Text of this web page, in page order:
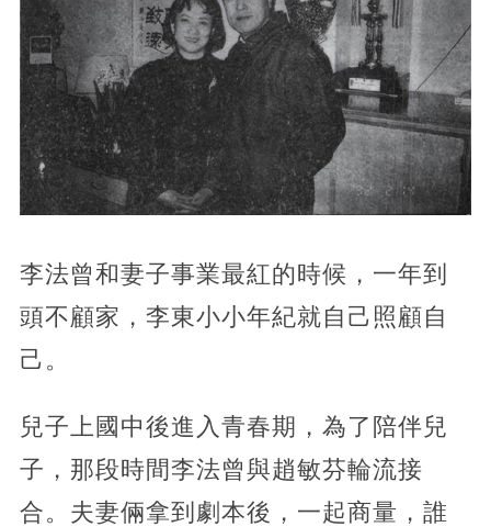
李法曾和妻子事業最紅的時候，一年到
頭不顧家，李東小小年紀就自己照顧自
己。
兒子上國中後進入青春期，為了陪伴兒
子，那段時間李法曾與趙敏芬輪流接
合。夫妻倆拿到劇本後，一起商量，誰